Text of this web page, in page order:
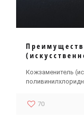
Кожзаменитель
70